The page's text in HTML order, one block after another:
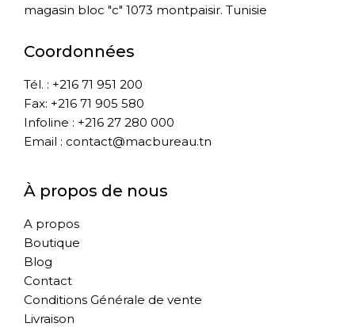
magasin bloc "c" 1073 montpaisir. Tunisie
Coordonnées
Tél. : +216 71 951 200
Fax: +216 71 905 580
Infoline : +216 27 280 000
Email : contact@macbureau.tn
À propos de nous
A propos
Boutique
Blog
Contact
Conditions Générale de vente
Livraison